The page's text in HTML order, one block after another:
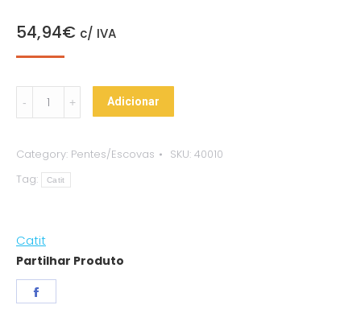
54,94€ c/ IVA
-
Grooming
Pelo
Adicionar
Category: Pentes/Escovas SKU: 40010
Tag:
Catit
Catit
Partilhar Produto